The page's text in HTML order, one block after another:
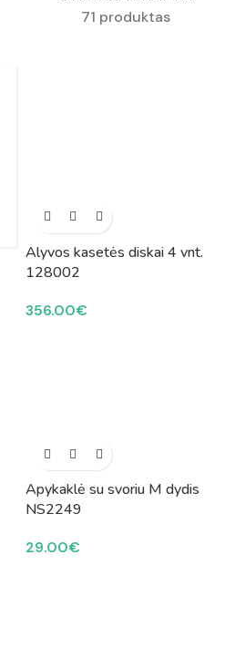
71 produktas
Alyvos kasetės diskai 4 vnt.
128002
356.00€
Apykaklė su svoriu M dydis
NS2249
29.00€